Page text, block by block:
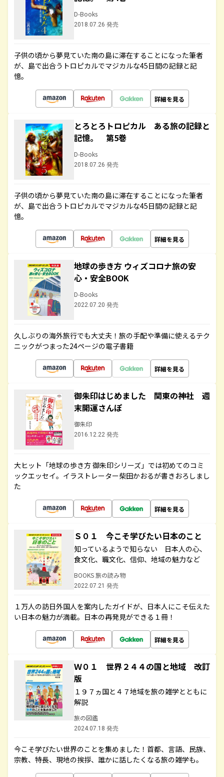
D-Books
2018.07.26 発売
子供の頃から夢見ていた南の島に滞在することになった筆者
が、島で出合うトロピカルでマジカルな45日間の記録と記
憶。
詳細を見る
とろとろトロピカル ある旅の記録と
記憶。 第5巻
D-Books
2018.07.26 発売
子供の頃から夢見ていた南の島に滞在することになった筆者
が、島で出合うトロピカルでマジカルな45日間の記録と記
憶。
詳細を見る
地球の歩き方 ウィズコロナ旅の安
心・安全BOOK
D-Books
2022.07.20 発売
久しぶりの海外旅行でも大丈夫！旅の手配や準備に使えるテク
ニックがつまった24ページの電子書籍
詳細を見る
御朱印はじめました 関東の神社 週
末開運さんぽ
御朱印
2016.12.22 発売
大ヒット「地球の歩き方 御朱印シリーズ」では初めてのコミ
ックエッセイ。イラストレーター柴田かおるが書きおろしまし
た
詳細を見る
Ｓ０１ 今こそ学びたい日本のこと
知っているようで知らない 日本人の心、
食文化、職文化、信仰、地域の魅力など
BOOKS 旅の読み物
2022.07.21 発売
１万人の訪日外国人を案内したガイドが、日本人にこそ伝えた
い日本の魅力が満載。日本の再発見ができる１冊！
詳細を見る
Ｗ０１ 世界２４４の国と地域 改訂
版
１９７ヵ国と４７地域を旅の雑学とともに
解説
旅の図鑑
2024.07.18 発売
今こそ学びたい世界のことを集めました！首都、言語、民族、
宗教、特長、現地の挨拶、誰かに話したくなる旅の雑学も。